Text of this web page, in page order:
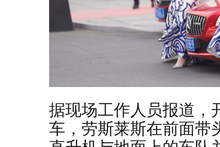
据现场工作人员报道，
车，劳斯莱斯在前面带